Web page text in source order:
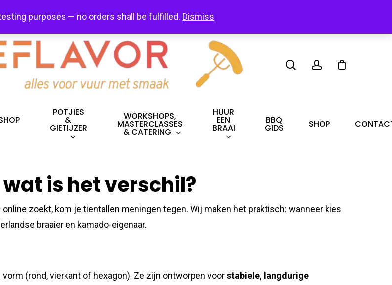
purposes — no orders shall be fulfilled. Dismiss
+ FREE EXCHANGES ON ALL ITEMS!
POTJIES
&
GIETIJZER
WORKSHOPS,
MASTERCLASSES
& CATERING
HUUR
EEN
BRAAI
BBQ
GIDS SHOP
is het verschil?
zoekt, kom je tientallen meningen tegen. Wij maken het praktisch: wanneer kies
braaier en kamado-eigenaar.
(rond, vierkant of hexagon). Ze zijn ontworpen voorstabiele, langdurige